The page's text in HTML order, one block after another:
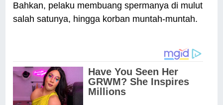
Bahkan, pelaku membuang spermanya di mulut
salah satunya, hingga korban muntah-muntah.